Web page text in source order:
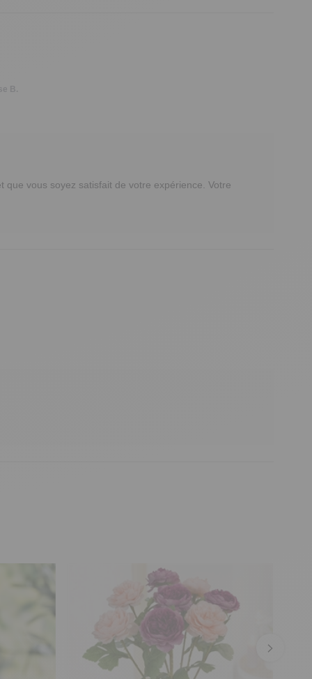
vous soyez satisfait de votre expérience. Votre